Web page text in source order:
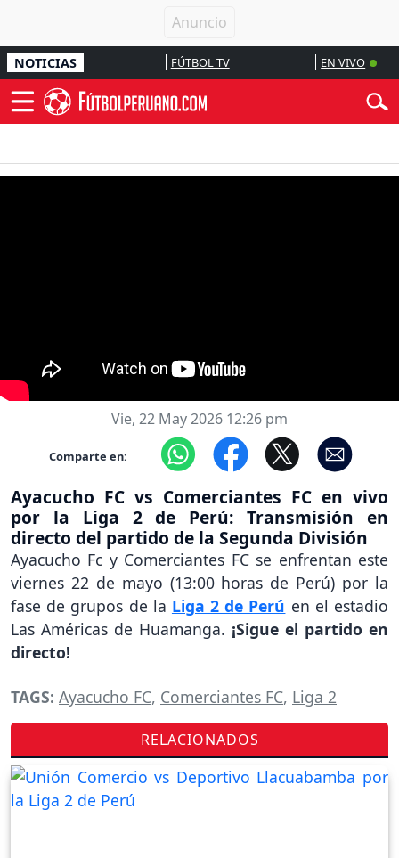
NOTICIAS FÚTBOL TV EN VIVO
Vie, 22 May 2026 12:26 pm
Comparte en:
Ayacucho FC vs Comerciantes FC en vivo
por la Liga 2 de Perú: Transmisión en
directo del partido de la Segunda División
Ayacucho Fc y Comerciantes FC se enfrentan este
viernes 22 de mayo (13:00 horas de Perú) por la
fase de grupos de la Liga 2 de Perú en el estadio
Las Américas de Huamanga. ¡Sigue el partido en
directo!
TAGS: Ayacucho FC, Comerciantes FC, Liga 2
RELACIONADOS